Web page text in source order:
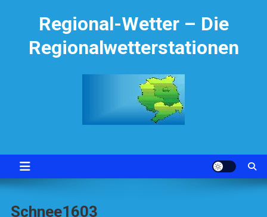
Regional-Wetter – Die
Regionalwetterstationen
Schnee1603